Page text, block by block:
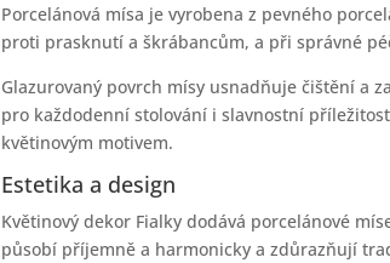
Porcelánová mísa je vyrobena z pevného
proti prasknutí a škrábancům, a při správné
Glazurovaný povrch mísy usnadňuje čištění a
pro každodenní stolování i slavnostní
květinovým motivem.
Estetika a design
Květinový dekor Fialky dodává porcelánové
působí příjemně a harmonicky a zdůrazňují